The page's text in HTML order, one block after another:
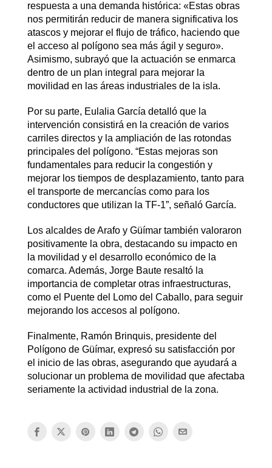
respuesta a una demanda histórica: «Estas obras
nos permitirán reducir de manera significativa los
atascos y mejorar el flujo de tráfico, haciendo que
el acceso al polígono sea más ágil y seguro».
Asimismo, subrayó que la actuación se enmarca
dentro de un plan integral para mejorar la
movilidad en las áreas industriales de la isla.
Por su parte, Eulalia García detalló que la
intervención consistirá en la creación de varios
carriles directos y la ampliación de las rotondas
principales del polígono. “Estas mejoras son
fundamentales para reducir la congestión y
mejorar los tiempos de desplazamiento, tanto para
el transporte de mercancías como para los
conductores que utilizan la TF-1”, señaló García.
Los alcaldes de Arafo y Güímar también valoraron
positivamente la obra, destacando su impacto en
la movilidad y el desarrollo económico de la
comarca. Además, Jorge Baute resaltó la
importancia de completar otras infraestructuras,
como el Puente del Lomo del Caballo, para seguir
mejorando los accesos al polígono.
Finalmente, Ramón Brinquis, presidente del
Polígono de Güímar, expresó su satisfacción por
el inicio de las obras, asegurando que ayudará a
solucionar un problema de movilidad que afectaba
seriamente la actividad industrial de la zona.